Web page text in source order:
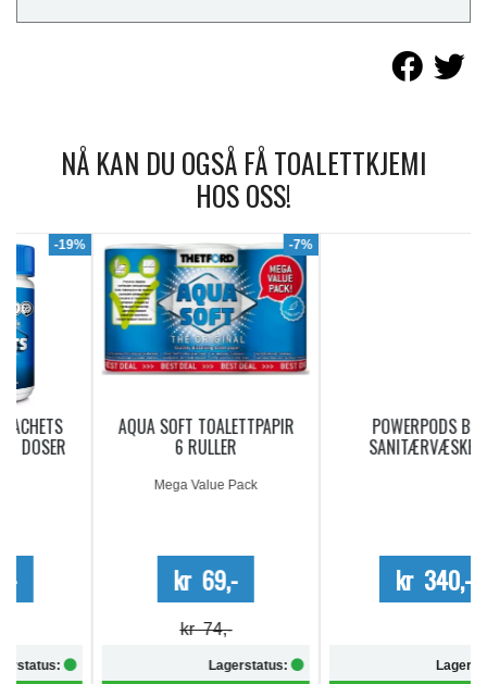
NÅ KAN DU OGSÅ FÅ TOALETTKJEMI
HOS OSS!
-7%
AQUA SOFT TOALETTPAPIR
Mega Value Pack
Lagerstatus:
POWERPODS BLUE
SANITÆRVÆSKE 20
Lagerstatus: